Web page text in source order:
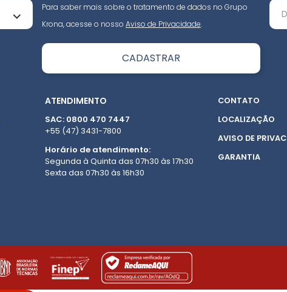
Para saber mais sobre o tratamento de dados no Grupo
Krona, acesse o nosso Aviso de Privacidade.
ATENDIMENTO
SAC: 0800 470 7447
+55 (47) 3431-7800
Horário de atendimento:
Segunda à Quinta das 07h30 às 17h30
Sexta das 07h30 às 16h30
CONTATO
LOCALIZAÇÃO
AVISO DE
GARANTIA